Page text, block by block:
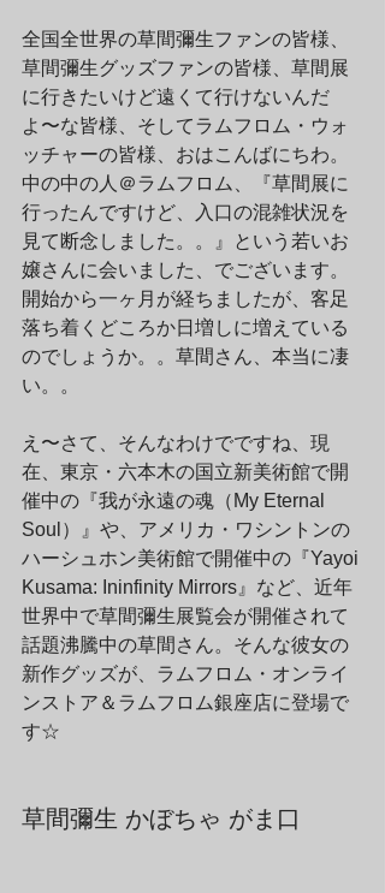
全国全世界の草間彌生ファンの皆様、
草間彌生グッズファンの皆様、草間展
に行きたいけど遠くて行けないんだ
よ〜な皆様、そしてラムフロム・ウォ
ッチャーの皆様、おはこんばにちわ。
中の中の人＠ラムフロム、『草間展に
行ったんですけど、入口の混雑状況を
見て断念しました。。』という若いお
嬢さんに会いました、でございます。
開始から一ヶ月が経ちましたが、客足
落ち着くどころか日増しに増えている
のでしょうか。。草間さん、本当に凄
い。。
え〜さて、そんなわけでですね、現
在、東京・六本木の国立新美術館で開
催中の『我が永遠の魂（My Eternal
Soul）』や、アメリカ・ワシントンの
ハーシュホン美術館で開催中の『Yayoi
Kusama: Ininfinity Mirrors』など、近年
世界中で草間彌生展覧会が開催されて
話題沸騰中の草間さん。そんな彼女の
新作グッズが、ラムフロム・オンライ
ンストア＆ラムフロム銀座店に登場で
す☆
草間彌生 かぼちゃ がま口